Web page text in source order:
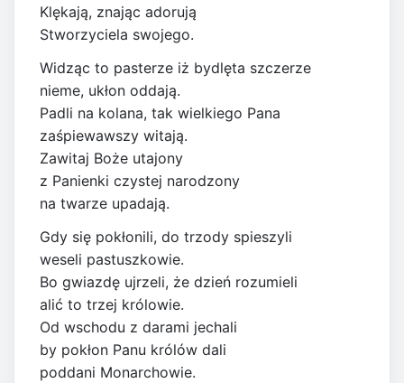
Klękają, znając adorują
Stworzyciela swojego.
Widząc to pasterze iż bydlęta szczerze
nieme, ukłon oddają.
Padli na kolana, tak wielkiego Pana
zaśpiewawszy witają.
Zawitaj Boże utajony
z Panienki czystej narodzony
na twarze upadają.
Gdy się pokłonili, do trzody spieszyli
weseli pastuszkowie.
Bo gwiazdę ujrzeli, że dzień rozumieli
alić to trzej królowie.
Od wschodu z darami jechali
by pokłon Panu królów dali
poddani Monarchowie.